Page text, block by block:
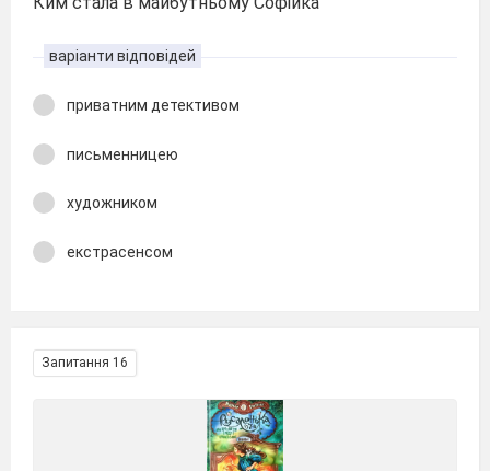
варіанти відповідей
приватним детективом
письменницею
художником
екстрасенсом
Запитання 16